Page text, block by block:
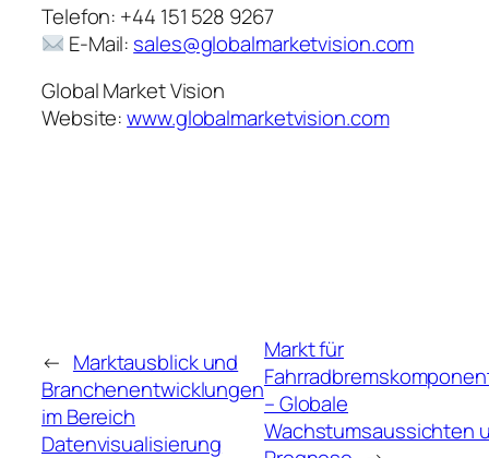
Telefon: +44 151 528 9267
E-Mail: sales@globalmarketvision.com
Global Market Vision
Website:www.globalmarketvision.com
← Marktausblick und
Branchenentwicklungen
im Bereich
Datenvisualisierung
Markt für
– Globale
Wachstumsaussichten